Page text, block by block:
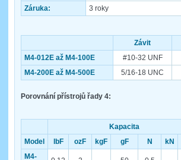
Záruka:
3 roky
Závit
M4-012E až M4-100E
#10-32 UNF
M4-200E až M4-500E
5/16-18 UNC
Porovnání přístrojů řady 4:
Kapacita
Model
lbF ozF kgF gF N kN
M4-